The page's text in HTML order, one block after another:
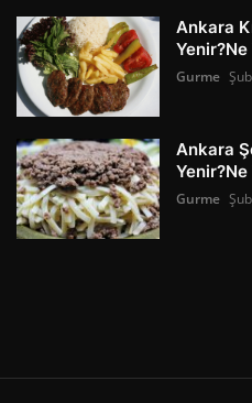
Ankara
Gurme
Ankara
Gurme